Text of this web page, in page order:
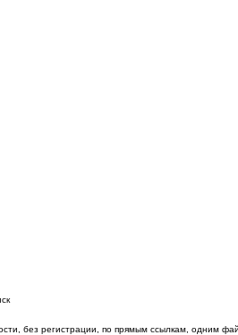
без регистрации, по прямым ссылкам, одним